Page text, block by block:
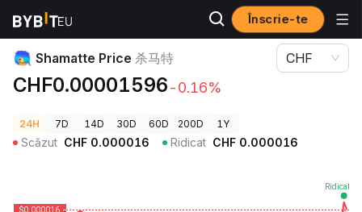
Înscrie-te
Prețuri Crypto
Shamatte Price 杀马特
CHF0.00001596-0.16%
CHF
24H 7D 14D 30D 60D 200D 1Y
Scăzut CHF 0.000016 Ridicat CHF 0.000016